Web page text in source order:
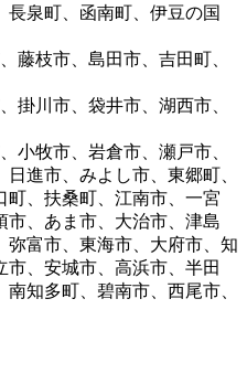
泉町、函南町、伊豆の国
藤枝市、島田市、吉田町、
掛川市、袋井市、湖西市、
小牧市、岩倉市、瀬戸市、
進市、みよし市、東郷町、
町、扶桑町、江南市、一宮
市、あま市、大治市、津島
富市、東海市、大府市、知
、安城市、高浜市、半田
知多町、碧南市、西尾市、